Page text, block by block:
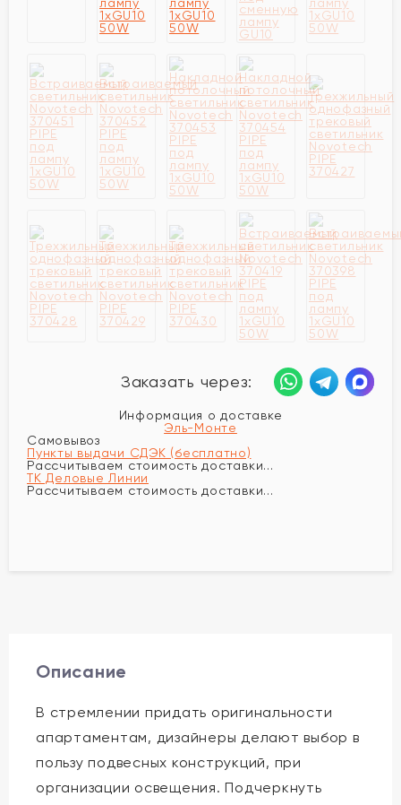
Заказать через:
Информация о доставке
Эль-Монте
Самовывоз
Пункты выдачи СДЭК (бесплатно)
Рассчитываем стоимость доставки...
ТК Деловые Линии
Рассчитываем стоимость доставки...
Описание
В стремлении придать оригинальности
апартаментам, дизайнеры делают выбор в
пользу подвесных конструкций, при
организации освещения. Подчеркнуть